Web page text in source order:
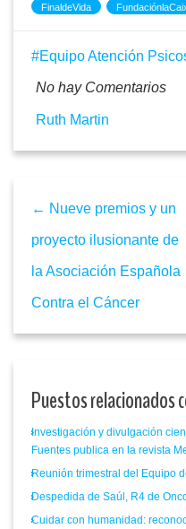
FinaldeVida
Equipo Atención
No hay Comentarios
Ruth Martin
← Nueve premios y un
proyecto ilusionante de
la Asociación Española
Contra el Cáncer
Puestos relacionados
Investigación y divulgación
Fuentes publica en la revista
Reunión trimestral del Equipo
Despedida de Saúl, R4 de
Cuidar con humanidad: